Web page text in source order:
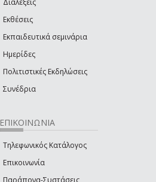
Εκθέσεις
Εκπαιδευτικά σεμινάρια
Ημερίδες
Πολιτιστικές Εκδηλώσεις
Συνέδρια
ΕΠΙΚΟΙΝΩΝΙΑ
Τηλεφωνικός Κατάλογος
Επικοινωνία
Παράπονα-Συστάσεις